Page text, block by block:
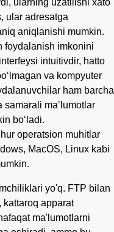
ular adresatga
aniqlanishi mumkin.
foydalanish imkonini
intuitivdir, hatto
va kompyuter
ham barcha
maʼlumotlar
boʻladi.
operatsion muhitlar
MacOS, Linux kabi
yo'q. FTP bilan
apparat
ma'lumotlarni